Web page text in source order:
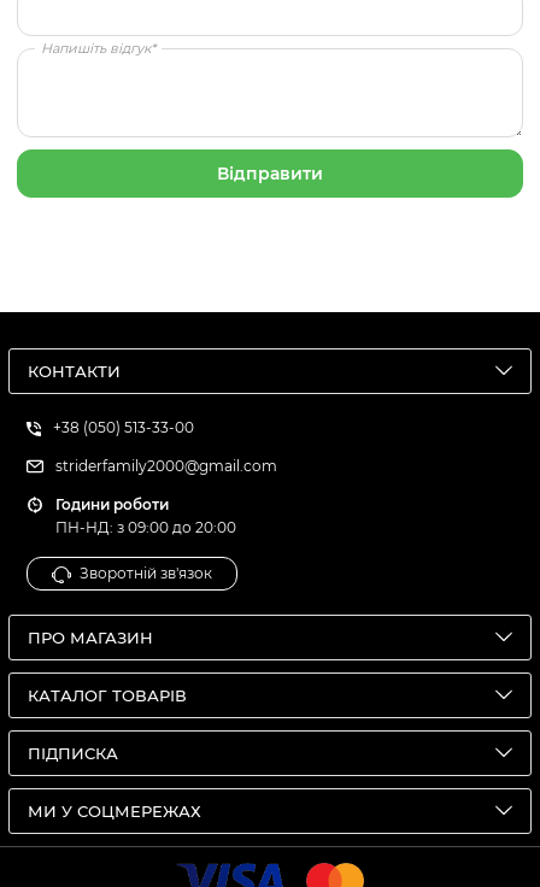
Напишіть відгук*
КОНТАКТИ
+38 (050) 513-33-00
striderfamily2000@gmail.com
Години роботи
ПН-НД: з 09:00 до 20:00
Зворотній зв'язок
ПРО МАГАЗИН
КАТАЛОГ ТОВАРІВ
ПІДПИСКА
МИ У СОЦМЕРЕЖАХ